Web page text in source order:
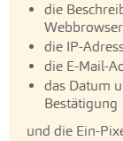
die
die IP-
die E-Mail-
das Datum
Bestätigung
und die Ein-